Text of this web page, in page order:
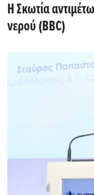
Η Σκωτία
νερού (BBC)